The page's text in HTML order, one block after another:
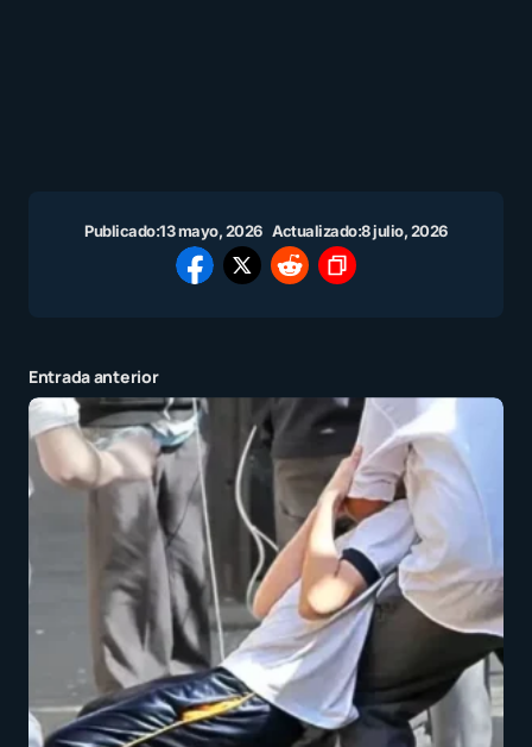
Publicado:13 mayo, 2026 Actualizado:8 julio, 2026
Entrada anterior